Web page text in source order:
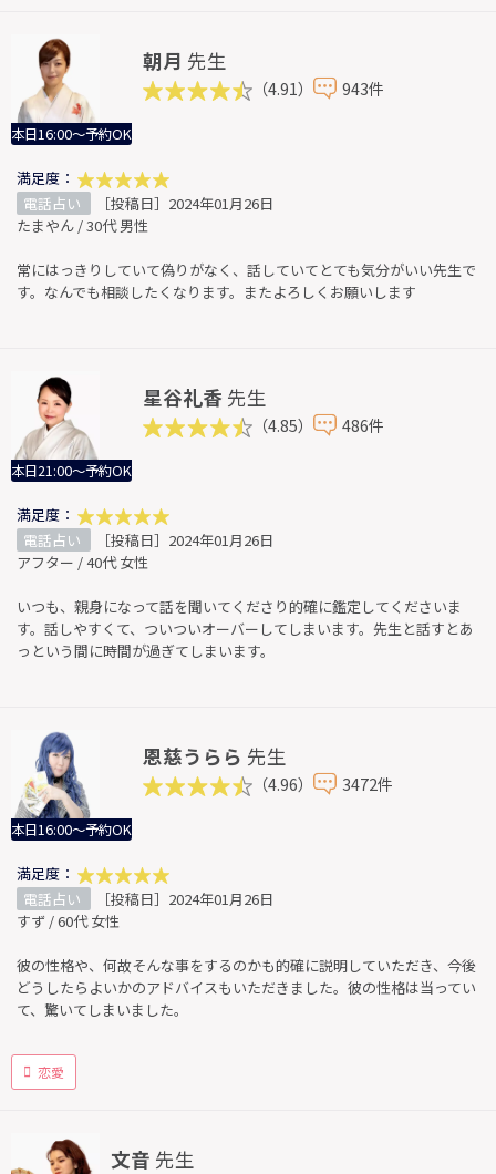
本日16:00～予約OK
朝月 先生
（4.91） 943件
満足度：
電話占い
［投稿日］2024年01月26日
たまやん / 30代 男性
常にはっきりしていて偽りがなく、話していてとても気分がいい先生で
す。なんでも相談したくなります。またよろしくお願いします
本日21:00～予約OK
星谷礼香 先生
（4.85） 486件
満足度：
電話占い
［投稿日］2024年01月26日
アフター / 40代 女性
いつも、親身になって話を聞いてくださり的確に鑑定してくださいま
す。話しやすくて、ついついオーバーしてしまいます。先生と話すとあ
っという間に時間が過ぎてしまいます。
本日16:00～予約OK
恩慈うらら 先生
（4.96） 3472件
満足度：
電話占い
［投稿日］2024年01月26日
すず / 60代 女性
彼の性格や、何故そんな事をするのかも的確に説明していただき、今後
どうしたらよいかのアドバイスもいただきました。彼の性格は当ってい
て、驚いてしまいました。
恋愛
文音 先生